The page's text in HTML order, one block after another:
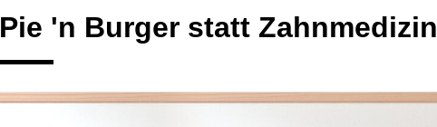
Pie 'n Burger statt Zahnmedizin